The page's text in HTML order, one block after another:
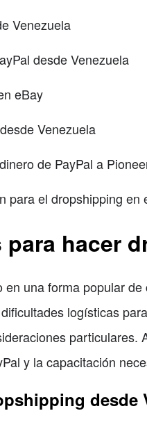
Venezuela
desde Venezuela
eBay
Venezuela
de PayPal a
para el dropshipping en
hacer
una forma popular
logísticas
y la capacitación
desde